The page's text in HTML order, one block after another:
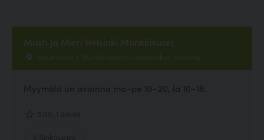
Musti ja Mirri Helsinki Munkkivuori
Raumantie 1, Munkkivuoren ostoskeskus, Helsinki
Myymälä on avoinna ma–pe 10–20, la 10–18.